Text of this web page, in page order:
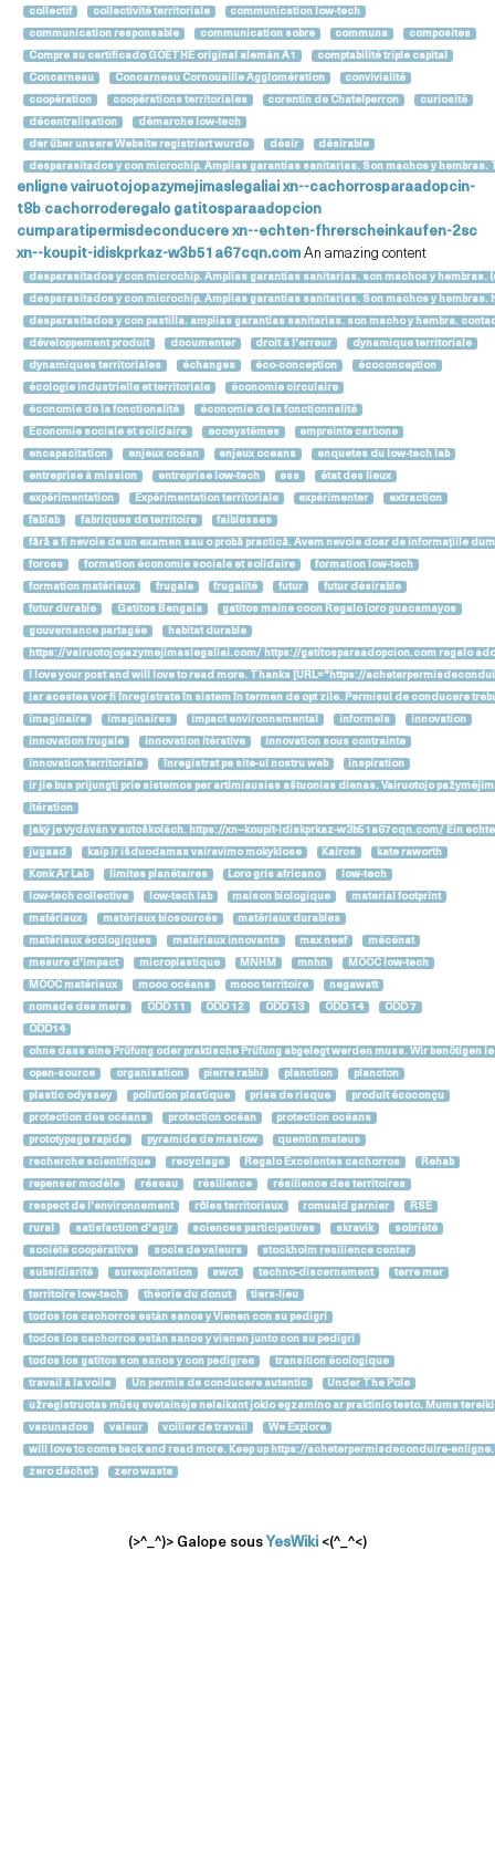
collectif collectivité territoriale communication low-tech
communication responsable communication sobre communs composites
Compre su certificado GOETHE original alemán A1 comptabilité triple capital
Concarneau Concarneau Cornouaille Agglomération convivialité
coopération coopérations territoriales corentin de Chatelperron curiosité
décentralisation démarche low-tech
der über unsere Website registriert wurde désir désirable
desparasitados y con microchip. Amplias garantías sanitarias. Son machos y
enligne vairuotojopazymejimaslegaliai xn--cachorrosparaadopcin-
t8b cachorroderegalo gatitosparaadopcion
cumparatipermisdeconducere xn--echten-fhrerscheinkaufen-2sc
xn--koupit-idiskprkaz-w3b51a67cqn.com An amazing content
desparasitados y con microchip. Amplías garantías sanitarias. son machos y
desparasitados y con microchip. Amplias garantías sanitarias. Son machos y
desparasitados y con pastilla. amplias garantías sanitarias. son macho y hembra.
développement produit documenter droit à l'erreur dynamique territoriale
dynamiques territoriales échanges éco-conception écoconception
écologie industrielle et territoriale économie circulaire
économie de la fonctionalité économie de la fonctionnalité
Economie sociale et solidaire ecosystèmes empreinte carbone
encapacitation enjeux océan enjeux oceans enquetes du low-tech lab
entreprise à mission entreprise low-tech ess état des lieux
expérimentation Expérimentation territoriale expérimenter extraction
fablab fabriques de territoire faiblesses
fără a fi nevoie de un examen sau o probă practică. Avem nevoie doar de informațiile
forces formation économie sociale et solidaire formation low-tech
formation matériaux frugale frugalité futur futur désirable
futur durable Gatitos Bengala gatitos maine coon Regalo loro guacamayos
gouvernance partagée habitat durable
https://vairuotojopazymejimaslegaliai.com/ https://gatitosparaadopcion.com regalo
I love your post and will love to read more. Thanks [URL="https://
iar acestea vor fi înregistrate în sistem în termen de opt zile. Permisul de conducere
imaginaire imaginaires impact environnemental informels innovation
innovation frugale innovation itérative innovation sous contrainte
innovation territoriale înregistrat pe site-ul nostru web inspiration
ir jie bus prijungti prie sistemos per artimiausias aštuonias dienas. Vairuotojo
itération
jaký je vydáván v autoškolách. https://xn--koupit-idiskprkaz-w3b51a67cqn.com/ Ein
jugaad kaip ir išduodamas vairavimo mokyklose Kairos kate raworth
Konk Ar Lab limites planétaires Loro gris africano low-tech
low-tech collective low-tech lab maison biologique material footprint
matériaux matériaux biosourcés matériaux durables
matériaux écologiques matériaux innovants max neef mécénat
mesure d'impact microplastique MNHM mnhn MOOC low-tech
MOOC matériaux mooc océans mooc territoire negawatt
nomade des mers ODD 11 ODD 12 ODD 13 ODD 14 ODD 7
ODD14
ohne dass eine Prüfung oder praktische Prüfung abgelegt werden muss. Wir
open-source organisation pierre rabhi planction plancton
plastic odyssey pollution plastique prise de risque produit écoconçu
protection des océans protection océan protection océans
prototypage rapide pyramide de maslow quentin mateus
recherche scientifique recyclage Regalo Excelentes cachorros Rehab
repenser modèle réseau résilience résilience des territoires
respect de l'environnement rôles territoriaux romuald garnier RSE
rural satisfaction d'agir sciences participatives skravik sobriété
société coopérative socle de valeurs stockholm resilience center
subsidiarité surexploitation swot techno-discernement terre mer
territoire low-tech théorie du donut tiers-lieu
todos los cachorros están sanos y Vienen con su pedigrí
todos los cachorros están sanos y vienen junto con su pedigrí
todos los gatitos son sanos y con pedigree transition écologique
travail à la voile Un permis de conducere autentic Under The Pole
užregistruotas mūsų svetainėje nelaikant jokio egzamino ar praktinio testo. Mums
vacunados valeur voilier de travail We Explore
will love to come back and read more. Keep up https://acheterpermisdeconduire-
zero déchet zero waste
(>^_^)> Galope sous YesWiki <(^_^<)